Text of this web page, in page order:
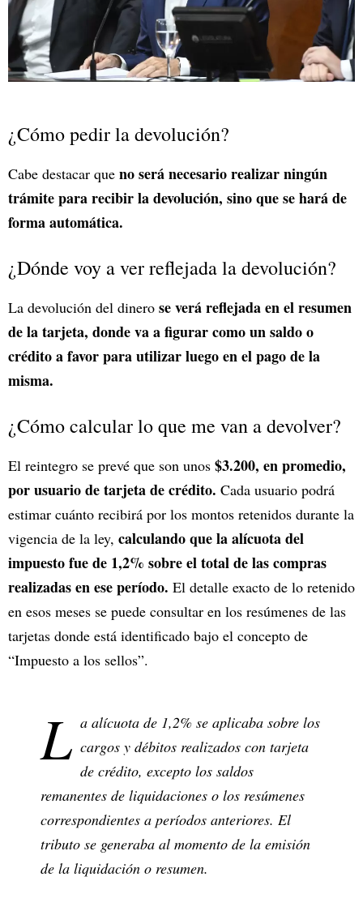
¿Cómo pedir la devolución?
Cabe destacar que no será necesario realizar ningún
trámite para recibir la devolución, sino que se hará de
forma automática.
¿Dónde voy a ver reflejada la devolución?
La devolución del dinero se verá reflejada en el resumen
de la tarjeta, donde va a figurar como un saldo o
crédito a favor para utilizar luego en el pago de la
misma.
¿Cómo calcular lo que me van a devolver?
El reintegro se prevé que son unos $3.200, en promedio,
por usuario de tarjeta de crédito. Cada usuario podrá
estimar cuánto recibirá por los montos retenidos durante la
vigencia de la ley, calculando que la alícuota del
impuesto fue de 1,2% sobre el total de las compras
realizadas en ese período. El detalle exacto de lo retenido
en esos meses se puede consultar en los resúmenes de las
tarjetas donde está identificado bajo el concepto de
“Impuesto a los sellos”.
L a alícuota de 1,2% se aplicaba sobre los
cargos y débitos realizados con tarjeta
de crédito, excepto los saldos
remanentes de liquidaciones o los resúmenes
correspondientes a períodos anteriores. El
tributo se generaba al momento de la emisión
de la liquidación o resumen.